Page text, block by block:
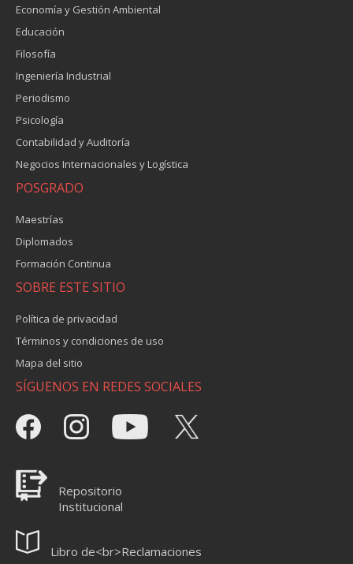
Economía y Gestión Ambiental
Educación
Filosofía
Ingeniería Industrial
Periodismo
Psicología
Contabilidad y Auditoría
Negocios Internacionales y Logística
POSGRADO
Maestrías
Diplomados
Formación Continua
SOBRE ESTE SITIO
Política de privacidad
Términos y condiciones de uso
Mapa del sitio
SÍGUENOS EN REDES SOCIALES
Repositorio
Institucional
Libro de<br>Reclamaciones